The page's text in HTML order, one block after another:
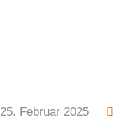
25. Februar 2025